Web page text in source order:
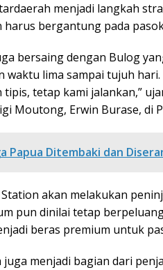
menjadi langkah
bergantung pada
bersaing dengan Bulog
lima sampai tujuh hari.
tetap kami jalankan,”
Moutong, Erwin Burase, di
Papua Ditembaki dan
akan melakukan
pun dinilai tetap
beras premium untuk
menjadi bagian dari